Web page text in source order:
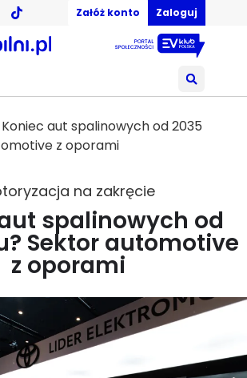
Załóż konto Zaloguj
Koniec aut spalinowych od 2035
z oporami
na zakręcie
spalinowych od
Sektor automotive
z oporami